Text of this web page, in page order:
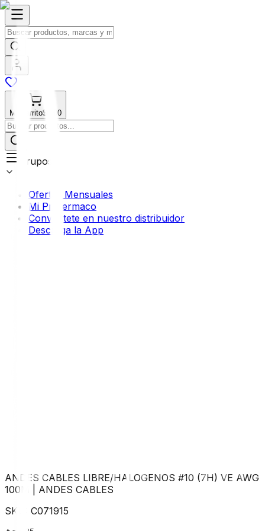
Mi Carrito$0.00
Grupos
Ofertas Mensuales
Mi Profermaco
Conviértete en nuestro distribuidor
Descarga la App
ANDES CABLES LIBRE/HALOGENOS #10 (7H) VE AWG
100M
ANDES CABLES
SKU: C071915